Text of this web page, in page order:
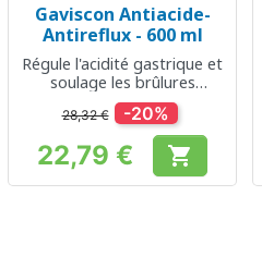
Gaviscon Antiacide-
Antireflux - 600 ml
Régule l'acidité gastrique et
soulage les brûlures
d'estomac
28,32 € -20%
Prix
22,79 € 